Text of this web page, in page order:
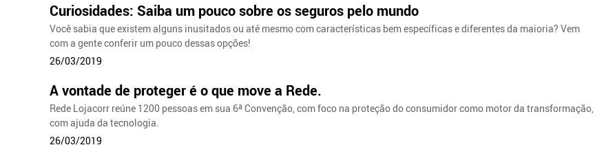
Curiosidades: Saiba um pouco sobre os seguros pelo mundo
Você sabia que existem alguns inusitados ou até mesmo com características bem específicas e diferentes da maioria? Vem
com a gente conferir um pouco dessas opções!
26/03/2019
A vontade de proteger é o que move a Rede.
Rede Lojacorr reúne 1200 pessoas em sua 6ª Convenção, com foco na proteção do consumidor como motor da transformação,
com ajuda da tecnologia.
26/03/2019